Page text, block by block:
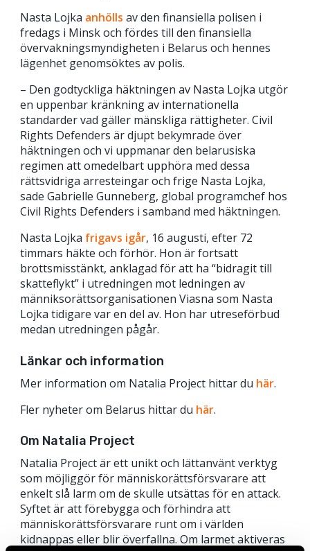
Nasta Lojka anhölls av den finansiella polisen i
fredags i Minsk och fördes till den finansiella
övervakningsmyndigheten i Belarus och hennes
lägenhet genomsöktes av polis.
– Den godtyckliga häktningen av Nasta Lojka utgör
en uppenbar kränkning av internationella
standarder vad gäller mänskliga rättigheter. Civil
Rights Defenders är djupt bekymrade över
häktningen och vi uppmanar den belarusiska
regimen att omedelbart upphöra med dessa
rättsvidriga arresteingar och frige Nasta Lojka,
sade Gabrielle Gunneberg, global programchef hos
Civil Rights Defenders i samband med häktningen.
Nasta Lojka frigavs igår, 16 augusti, efter 72
timmars häkte och förhör. Hon är fortsatt
brottsmisstänkt, anklagad för att ha “bidragit till
skatteflykt” i utredningen mot ledningen av
männiksorättsorganisationen Viasna som Nasta
Lojka tidigare var en del av. Hon har utreseförbud
medan utredningen pågår.
Länkar och information
Mer information om Natalia Project hittar du här.
Fler nyheter om Belarus hittar du här.
Om Natalia Project
Natalia Project är ett unikt och lättanvänt verktyg
som möjliggör för människorättsförsvarare att
enkelt slå larm om de skulle utsättas för en attack.
Syftet är att förebygga och förhindra att
människorättsförsvarare runt om i världen
kidnappas eller blir överfallna. Om larmet aktiveras